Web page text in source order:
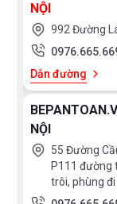
NỘI
992 Đường
Dẫn đường
NỘI
55 Đường
P111 đường
trôi, phùng